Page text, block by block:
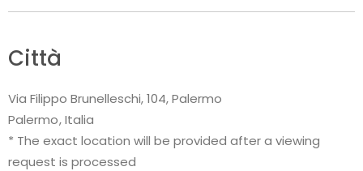
Città
Via Filippo Brunelleschi, 104, Palermo
Palermo Italia
* The exact location will be provided after a viewing
request is processed